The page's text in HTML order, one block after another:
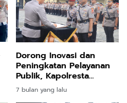
Dorong Inovasi dan
Peningkatan Pelayanan
Publik, Kapolresta
Mataram Pimpin Sertijab
Pejabat Utama
7 bulan yang lalu